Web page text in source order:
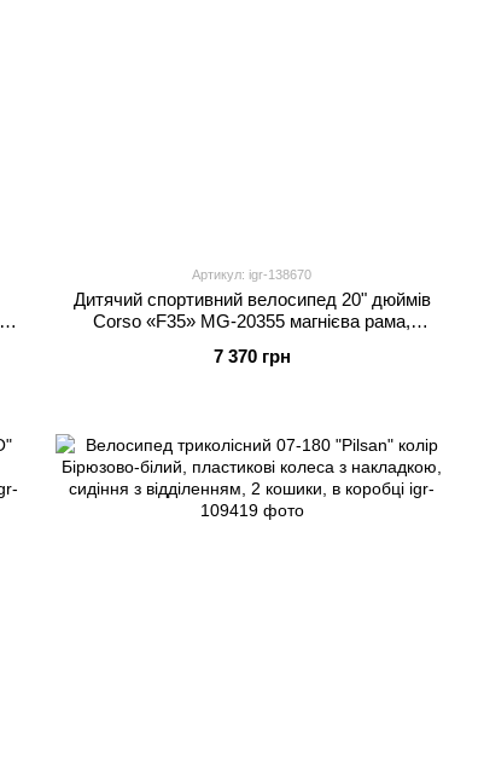
Артикул: igr-138670
Дитячий спортивний велосипед 20" дюймів
Corso «F35» MG-20355 магнієва рама,
75
7 370 грн